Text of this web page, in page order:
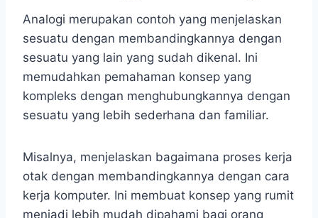
Analogi merupakan contoh yang menjelaskan
sesuatu dengan membandingkannya dengan
sesuatu yang lain yang sudah dikenal. Ini
memudahkan pemahaman konsep yang
kompleks dengan menghubungkannya dengan
sesuatu yang lebih sederhana dan familiar.
Misalnya, menjelaskan bagaimana proses kerja
otak dengan membandingkannya dengan cara
kerja komputer. Ini membuat konsep yang rumit
menjadi lebih mudah dipahami bagi orang